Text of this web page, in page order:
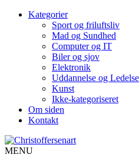
Kategorier
Sport og friluftsliv
Mad og Sundhed
Computer og IT
Biler og sjov
Elektronik
Uddannelse og Ledelse
Kunst
Ikke-kategoriseret
Om siden
Kontakt
MENU